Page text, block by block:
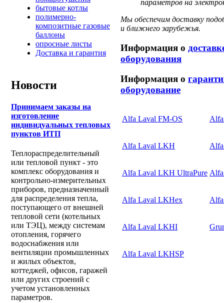
бытовые котлы
полимерно-
композитные газовые
баллоны
опросные листы
Доставка и гарантия
Новости
Принимаем заказы на
изготовление
индивидуальных тепловых
пунктов ИТП
Теплораспределительный
или тепловой пункт - это
комплекс оборудования и
контрольно-измерительных
приборов, предназначенный
для распределения тепла,
поступающего от внешней
тепловой сети (котельных
или ТЭЦ), между системам
отопления, горячего
водоснабжения или
вентиляции промышленных
и жилых объектов,
коттеджей, офисов, гаражей
или других строений с
учетом установленных
параметров.
параметров на
Мы обеспечим доставку
и ближнего зарубежья.
Информация о
оборудования
Информация о
оборудование
Alfa Laval FM-OS
Alfa Laval LKH
Alfa Laval LKH UltraPure
Alfa Laval LKHex
Alfa Laval LKHI
Alfa Laval LKHSP